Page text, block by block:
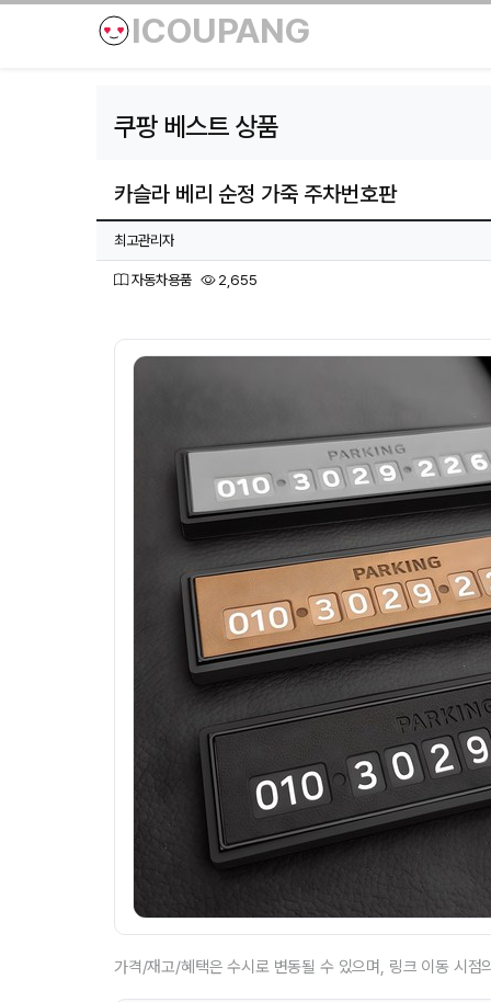
ICOUPANG
쿠팡 베스트 상품
카슬라 베리 순정 가죽 주차번호판
페이지 정보
작성자
최고관리자
분류
자동차용품 2,655
본문
가격/재고/혜택은 수시로 변동될 수 있으며, 링크 이동 시점